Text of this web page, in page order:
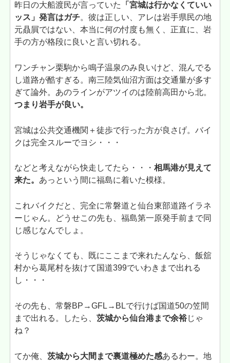
昨日の大船渡民が言っていた
「宮城は行かなくていい
ッス」発言はガチ。彼は正しい、アレは岩手県民の地
元贔屓ではない、本当に何の忖度も無く、正直に、岩
手の方が格段に良いと言い切れる。
ワンチャン栗駒から鳴子温泉のみ良いけど、混んでる
し道路が酷すぎる。南三陸気仙沼方面は交通量が多す
ぎて論外。あのラインがアツイのは陸前高田から北。
つまり岩手が良い。
宮城は公共交通機関＋徒歩で行った方が良さげ。バイ
クは完全スルーでヨシ・・・
などと考えながら快走してたら・・・相馬港が見えて
来た。 あっという間に福島に着いた模様。
これバイクだと、完全に常磐道と仙台東部道路イラネ
ーじゃん。どうせこの先も、福島第一原発手前まで同
じ感じなんでしょ。
そうじゃなくても、既にここまで来れたんなら、飯舘
村から葛尾村を抜けて国道399でいわきまで出れる
し・・・
その先も、常磐BP→GFL→BLで行けば国道50の笠間
まで出れる。したら、茨城から仙台港まで余裕じゃ
ね？
てか俺、茨城から大間まで裏道極めた感あるわー。地